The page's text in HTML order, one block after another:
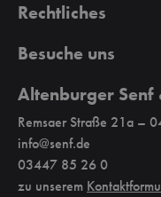
Rechtliches
Besuche uns
Altenburger Senf
Remsaer Straße 21a –
info@senf.de
03447 85 26 0
zu unserem